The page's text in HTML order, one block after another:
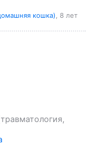
кошка) , 8 лет